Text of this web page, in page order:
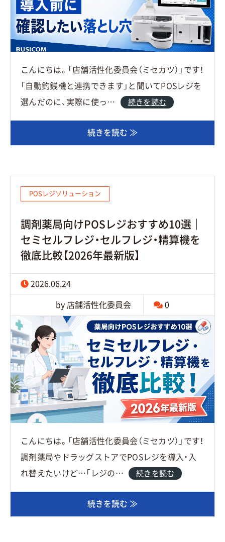
こんにちは。「店舗活性化委員会（ミセカツ）」です！
「自動釣銭機と連携できます」と聞いてPOSレジを
選んだのに、実際に使っ…
続きを読む
続きを読む ≫
POSレジソリューション
調剤薬局向けPOSレジおすすめ10選｜
セミセルフレジ・セルフレジ・精算機を
徹底比較【2026年最新版】
2026.06.24
by 店舗活性化委員会 0
こんにちは。「店舗活性化委員会（ミセカツ）」です！
調剤薬局やドラッグストアでPOSレジを導入・入
れ替えたいけど…「レジの…
続きを読む
続きを読む ≫